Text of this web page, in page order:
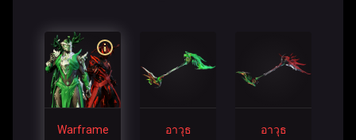
Warframe
อาวุธ
อาวุธ